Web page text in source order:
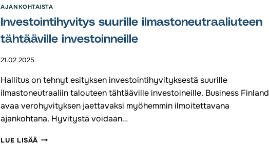
ON
JOUKKUELAJI
–
ENERGIARATKAISUILLA
AJANKOHTAISTA
Investointihyvitys suurille ilmastoneutraaliuteen
tähtääville investoinneille
21.02.2025
Hallitus on tehnyt esityksen investointihyvityksestä suurille
ilmastoneutraaliin talouteen tähtääville investoineille. Business Finland
avaa verohyvityksen jaettavaksi myöhemmin ilmoitettavana
ajankohtana. Hyvitystä voidaan…
LUE LISÄÄ INVESTOINTIHYVITYS